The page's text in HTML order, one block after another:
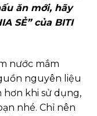
ăn mới, hãy
SẺ” của BITI
nước mắm
nguyên liệu
hơn khi sử dụng,
nhé. Chỉ nên